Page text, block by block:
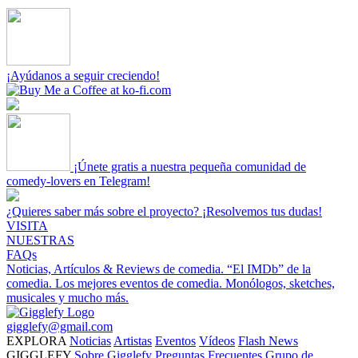
¡Ayúdanos a seguir creciendo!
¡Únete gratis a nuestra pequeña comunidad de
comedy-lovers en Telegram!
¿Quieres saber más sobre el proyecto? ¡Resolvemos tus dudas!
VISITA
NUESTRAS
FAQs
Noticias, Artículos & Reviews de comedia. “El IMDb” de la
comedia. Los mejores eventos de comedia. Monólogos, sketches,
musicales y mucho más.
gigglefy@gmail.com
EXPLORA Noticias Artistas Eventos Vídeos Flash News
GIGGLEFY Sobre Gigglefy Preguntas Frecuentes Grupo de